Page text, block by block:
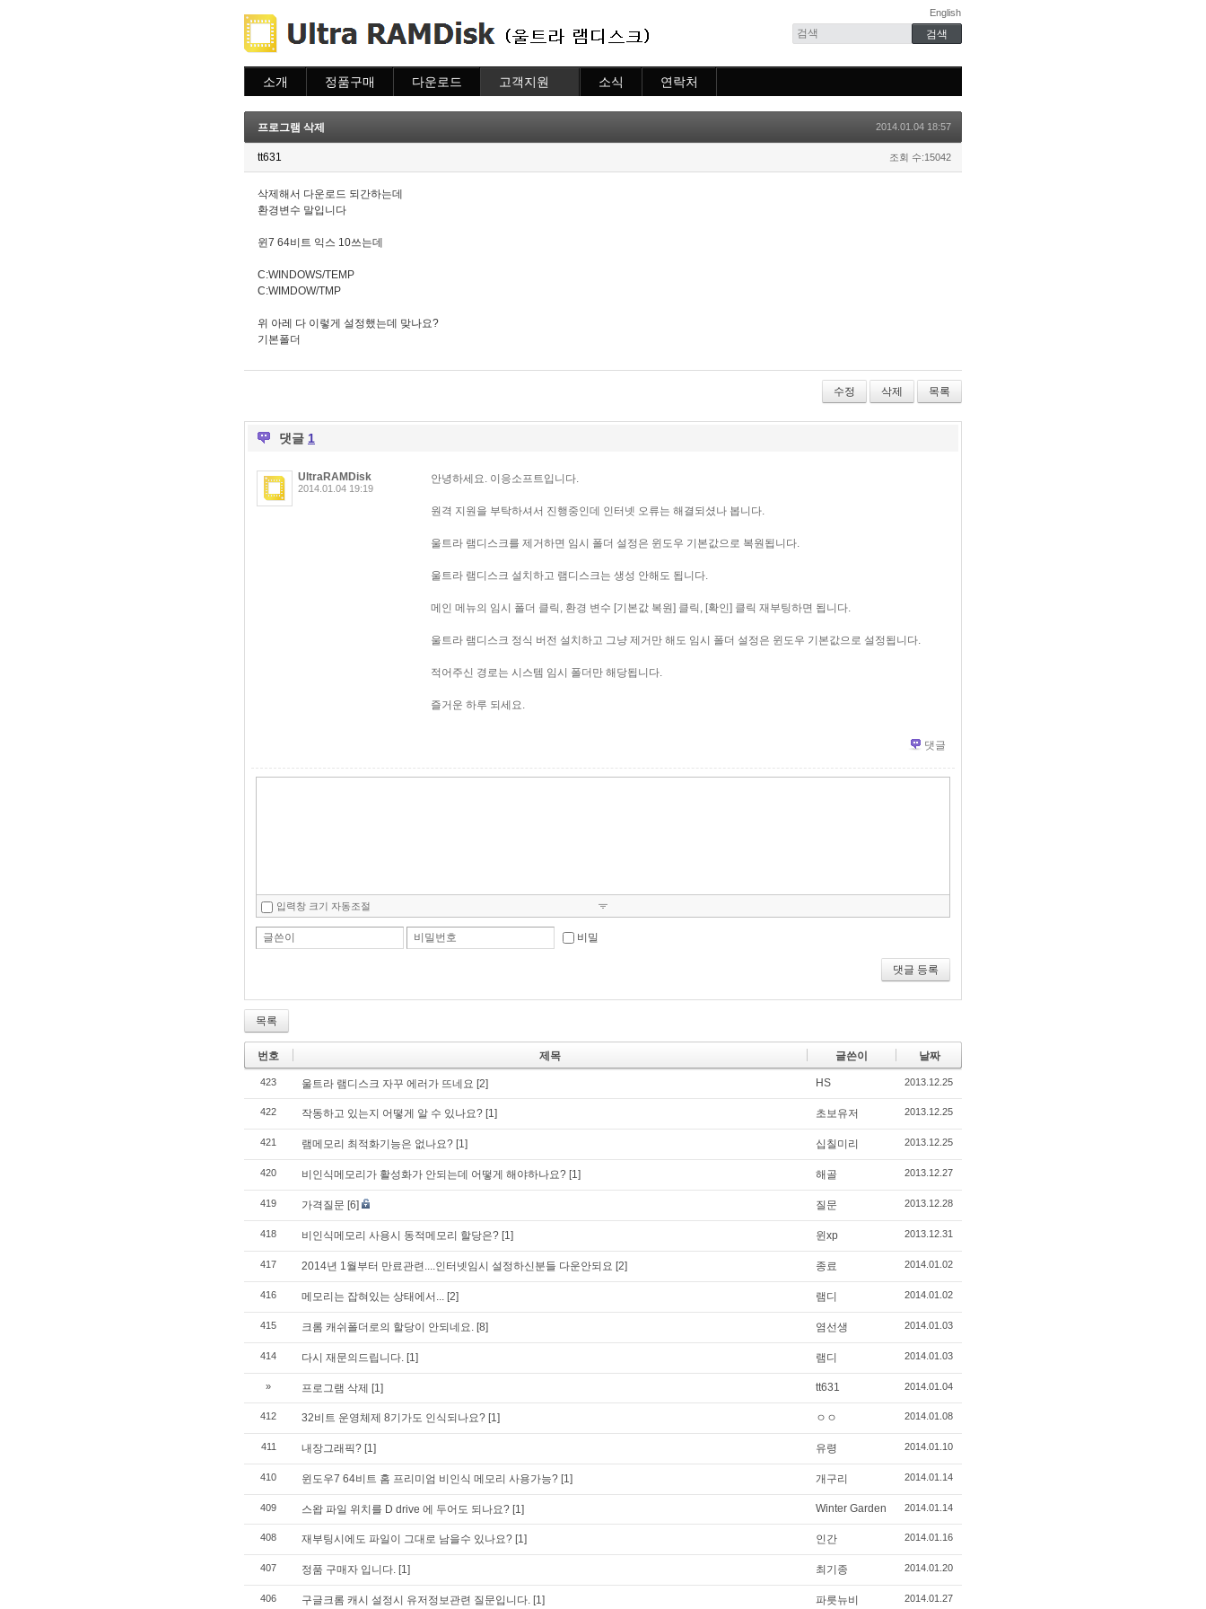
English
소개 정품구매
이용안내
다운로드 고객지원
질문하기
소식 연락처
프로그램 삭제
2014.01.04 18:57
tt631 조회 수:15042
삭제해서 다운로드 되간하는데
환경변수 말입니다
윈7 64비트 익스 10쓰는데
C:WINDOWS/TEMP
C:WIMDOW/TMP
위 아레 다 이렇게 설정했는데 맞나요?
기본폴더
수정 삭제 목록
댓글 1
UltraRAMDisk
2014.01.04 19:19
안녕하세요. 이응소프트입니다.
원격 지원을 부탁하셔서 진행중인데 인터넷 오류는 해결되셨나 봅니다.
울트라 램디스크를 제거하면 임시 폴더 설정은 윈도우 기본값으로 복원됩니다.
울트라 램디스크 설치하고 램디스크는 생성 안해도 됩니다.
메인 메뉴의 임시 폴더 클릭, 환경 변수 [기본값 복원] 클릭, [확인] 클릭 재부팅하면 됩니다.
울트라 램디스크 정식 버전 설치하고 그냥 제거만 해도 임시 폴더 설정은 윈도우 기본값으로 설정됩니다.
적어주신 경로는 시스템 임시 폴더만 해당됩니다.
즐거운 하루 되세요.
댓글
뛰
입력창 크기 자동조절
글쓴이 비밀번호 비밀
댓글 등록
목록
번호 제목 글쓴이 날짜
423 울트라 램디스크 자꾸 에러가 뜨네요 [2] HS 2013.12.25
422 작동하고 있는지 어떻게 알 수 있나요? [1] 초보유저 2013.12.25
421 램메모리 최적화기능은 없나요? [1] 십칠미리 2013.12.25
420 비인식메모리가 활성화가 안되는데 어떻게 해야하나요? [1] 해골 2013.12.27
419 가격질문 [6] 질문 2013.12.28
418 비인식메모리 사용시 동적메모리 할당은? [1] 윈xp 2013.12.31
417 2014년 1월부터 만료관련....인터넷임시 설정하신분들 다운안되요 [2] 종료 2014.01.02
416 메모리는 잡혀있는 상태에서... [2] 램디 2014.01.02
415 크롬 캐쉬폴더로의 할당이 안되네요. [8] 염선생 2014.01.03
414 다시 재문의드립니다. [1] 램디 2014.01.03
» 프로그램 삭제 [1] tt631 2014.01.04
412 32비트 운영체제 8기가도 인식되나요? [1] ㅇㅇ 2014.01.08
411 내장그래픽? [1] 유령 2014.01.10
410 윈도우7 64비트 홈 프리미엄 비인식 메모리 사용가능? [1] 개구리 2014.01.14
409 스왑 파일 위치를 D drive 에 두어도 되나요? [1] Winter Garden 2014.01.14
408 재부팅시에도 파일이 그대로 남을수 있나요? [1] 인간 2014.01.16
407 정품 구매자 입니다. [1] 최기종 2014.01.20
406 구글크롬 캐시 설정시 유저정보관련 질문입니다. [1] 파릇뉴비 2014.01.27